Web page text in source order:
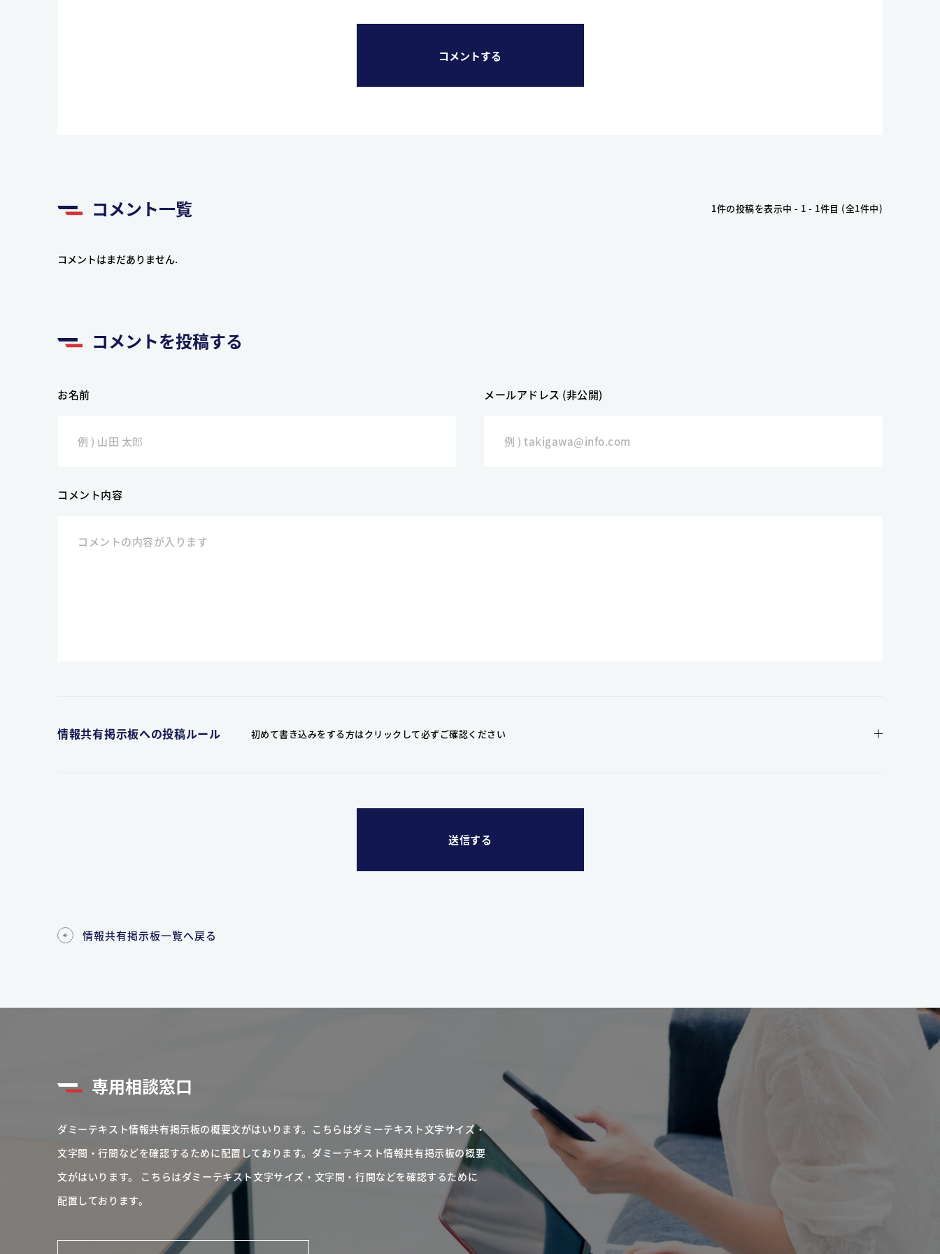
コメントする
コメント一覧 1件の投稿を表示中 - 1 - 1件目 (全1件中)
コメントはまだありません.
コメントを投稿する
お名前 メールアドレス (非公開)
コメント内容
情報共有掲示板への投稿ルール 初めて書き込みをする方はクリックして必ずご確認ください
情報共有掲示板一覧へ戻る
専用相談窓口
ダミーテキスト情報共有掲示板の概要文がはいります。こちらはダミーテキスト文字サイズ・
文字間・行間などを確認するために配置しております。ダミーテキスト情報共有掲示板の概要
文がはいります。 こちらはダミーテキスト文字サイズ・文字間・行間などを確認するために
配置しております。